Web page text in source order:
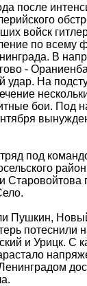
после
войск
по всему
В
-
удар. На
бои. Под
под
Старовойтова
Пушкин,
потеснили
и Урицк. С